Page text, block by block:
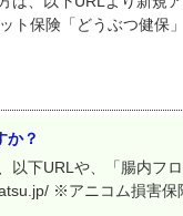
保険「どうぶつ健保
か？
下URLや、「腸内フロ
※アニコム損害保